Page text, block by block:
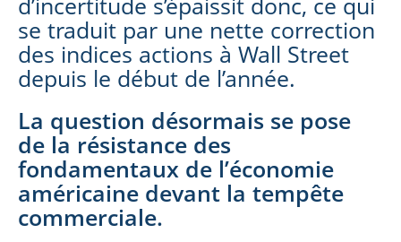
se traduit par une nette correction
des indices actions à Wall Street
depuis le début de l’année.
La question désormais se pose
de la résistance des
fondamentaux de l’économie
américaine devant la tempête
commerciale.